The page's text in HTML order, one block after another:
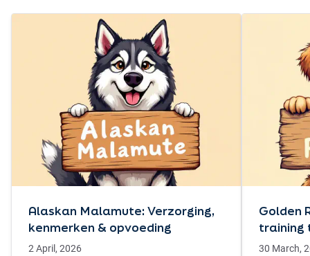
Alaskan Malamute: Verzorging,
kenmerken & opvoeding
2 April, 2026
Golden
training
30 March,